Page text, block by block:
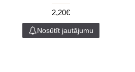
2,20€
Nosūtīt jautājumu